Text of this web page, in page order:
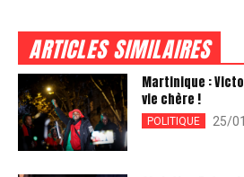
ARTICLES SIMILAIRES
Martinique :
vie chère !
POLITIQUE 25/